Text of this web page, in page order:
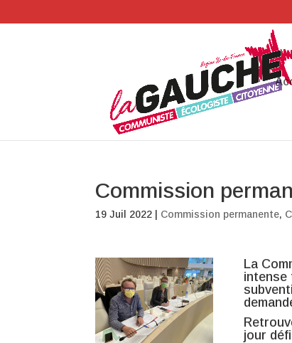
Commission
19 Juil 2022 Commission permanente,
La
intense
jour